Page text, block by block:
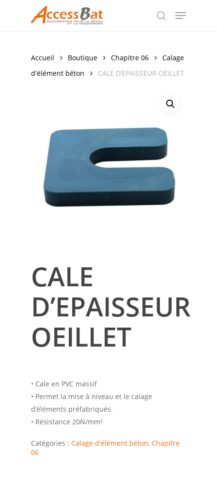
search
Menu
Accueil Boutique Chapitre 06
Calage
d'élément béton
CALE D’EPAISSEUR OEILLET
CALE
D’EPAISSEUR
OEILLET
• Cale en PVC massif
• Permet la mise à niveau et le calage
d’éléments préfabriqués.
• Résistance 20N/mm²
Catégories : Calage d'élément béton, Chapitre
06